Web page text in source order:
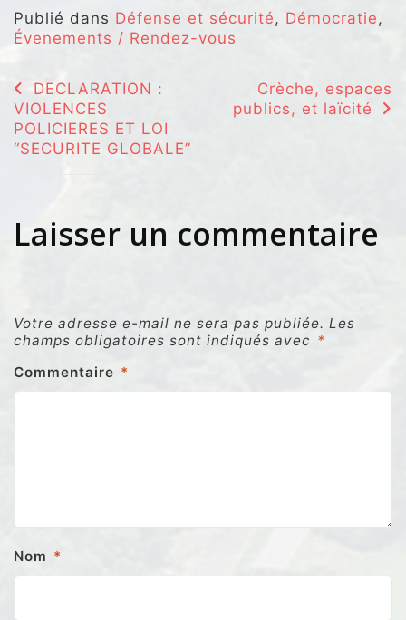
Publié dans Défense et sécurité , Démocratie ,
Évenements / Rendez-vous
Navigation
de
l’article
DECLARATION :
VIOLENCES
POLICIERES ET LOI
“SECURITE GLOBALE”
Crèche, espaces
publics, et laïcité
Laisser un commentaire
Votre adresse e-mail ne sera pas publiée. Les
champs obligatoires sont indiqués avec *
Commentaire *
Nom *